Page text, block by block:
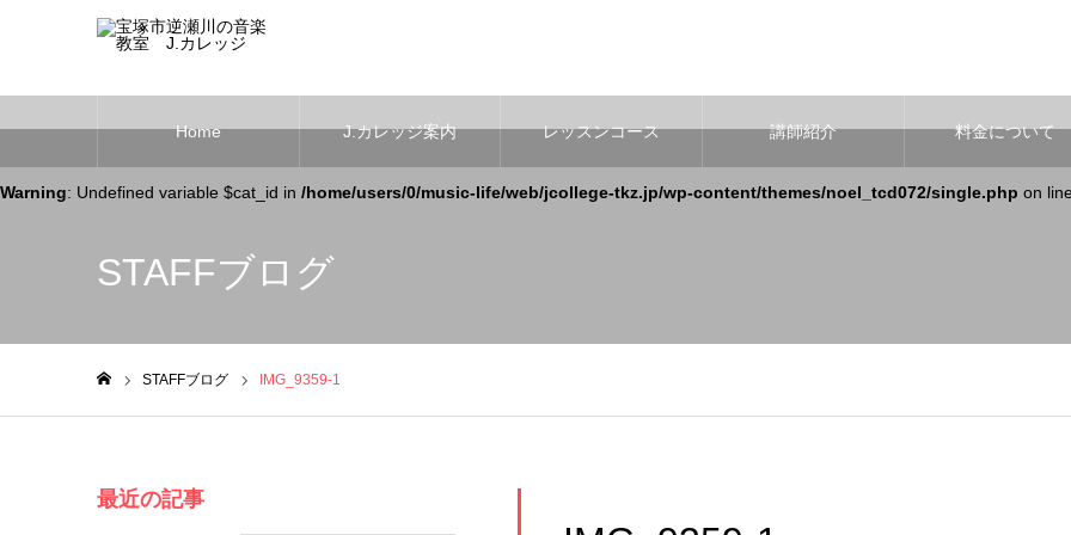
Home J.カレッジ案内 レッスンコース 講師紹介 料金について
Warning: Undefined variable $cat_id in /home/users/0/music-life/web/jcollege-tkz.jp/wp-content/themes/noel_tcd072/single.php on line
STAFFブログ
STAFFブログ IMG_9359-1
最近の記事